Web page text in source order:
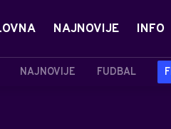
NAJNOVIJE INFO
NAJNOVIJE FUDBAL